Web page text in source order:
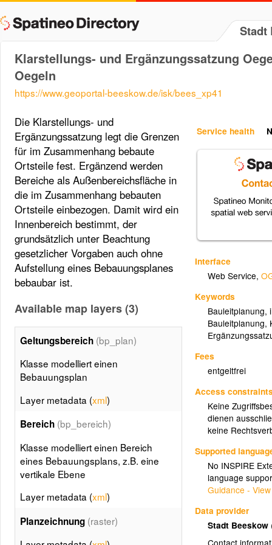
Stadt
Klarstellungs- und Ergänzungssatzung
Oegeln
https://www.geoportal-beeskow.de/isk/bees_xp41
Service health
Interface
Web Service,
Keywords
Bauleitplanung,
Bauleitplanung,
Fees
entgeltfrei
Access
Keine
dienen
keine
Supported
No INSPIRE
language
Guidance -
Data provider
Stadt Beeskow
Die Klarstellungs- und
Ergänzungssatzung legt die Grenzen
für im Zusammenhang bebaute
Ortsteile fest. Ergänzend werden
Bereiche als Außenbereichsfläche in
die im Zusammenhang bebauten
Ortsteile einbezogen. Damit wird ein
Innenbereich bestimmt, der
grundsätzlich unter Beachtung
gesetzlicher Vorgaben auch ohne
Aufstellung eines Bebauungsplanes
bebaubar ist.
Available map layers (3)
Geltungsbereich (bp_plan)
Klasse modelliert einen
Bebauungsplan
Layer metadata (xml)
Bereich (bp_bereich)
Klasse modelliert einen Bereich
eines Bebauungsplans, z.B. eine
vertikale Ebene
Layer metadata (xml)
Planzeichnung (raster)